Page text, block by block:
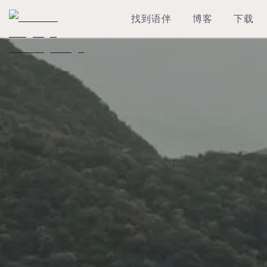
找到语伴 博客 下载